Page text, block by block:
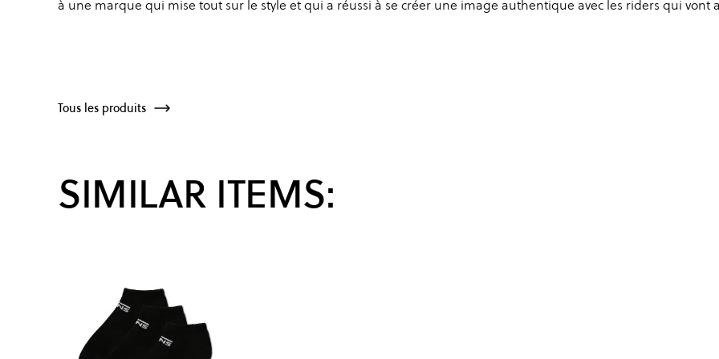
à une marque qui mise tout sur le style et qui a réussi à se créer une image authentique avec les riders qui vont
Tous les produits
SIMILAR ITEMS: